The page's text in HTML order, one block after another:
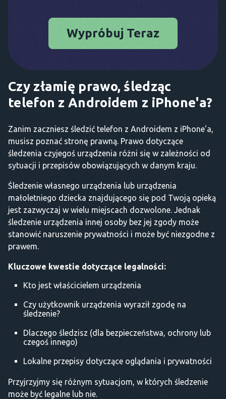
Wypróbuj Teraz
Czy złamię prawo, śledząc
telefon z Androidem z iPhone'a?
Zanim zaczniesz śledzić telefon z Androidem z iPhone'a,
musisz poznać stronę prawną. Prawo dotyczące
śledzenia czyjegoś urządzenia różni się w zależności od
sytuacji i przepisów obowiązujących w danym kraju.
Śledzenie własnego urządzenia lub urządzenia
małoletniego dziecka znajdującego się pod Twoją opieką
jest zazwyczaj w wielu miejscach dozwolone. Jednak
śledzenie urządzenia innej osoby bez jej zgody może
stanowić naruszenie prywatności i może być niezgodne z
prawem.
Kluczowe kwestie dotyczące legalności:
Kto jest właścicielem urządzenia
Czy użytkownik urządzenia wyraził zgodę na
śledzenie?
Dlaczego śledzisz (dla bezpieczeństwa, ochrony lub
czegoś innego)
Lokalne przepisy dotyczące oglądania i prywatności
Przyjrzyjmy się różnym sytuacjom, w których śledzenie
może być legalne lub nie.